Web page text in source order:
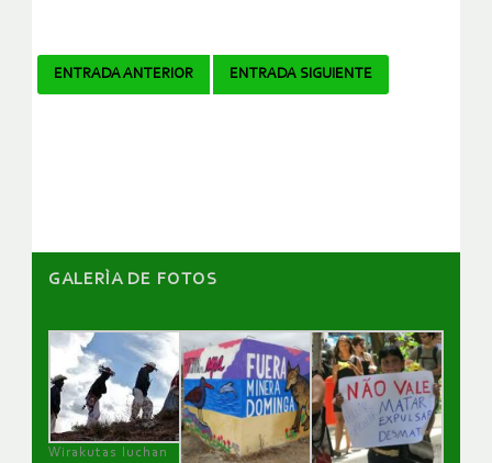
Navegador
ENTRADA ANTERIOR ENTRADA SIGUIENTE
GALERÌA DE FOTOS
Wirakutas luchan